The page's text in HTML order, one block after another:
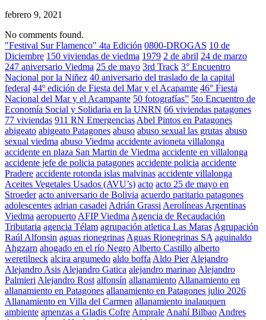
febrero 9, 2021
No comments found.
"Festival Sur Flamenco" 4ta Edición 0800-DROGAS 10 de
Diciembre 150 viviendas de viedma 1979 2 de abril 24 de marzo
247 aniversario Viedma 25 de mayo 3rd Track 3° Encuentro
Nacional por la Niñez 40 aniversario del traslado de la capital
federal 44º edición de Fiesta del Mar y el Acapamte 46° Fiesta
Nacional del Mar y el Acampante 50 fotografías” 5to Encuentro de
Economía Social y Solidaria en la UNRN 66 viviendas patagones
77 viviendas 911 RN Emergencias Abel Pintos en Patagones
abigeato abigeato Patagones abuso abuso sexual las grutas abuso
sexual viedma abuso Viedma accidente avioneta villalonga
accidente en plaza San Martin de Viedma accidente en villalonga
accidente jefe de policia patagones accidente policia accidente
Pradere accidente rotonda islas malvinas accidente villalonga
Aceites Vegetales Usados (AVU’s) acto acto 25 de mayo en
Stroeder acto aniversario de Bolivia acuerdo paritario patagones
adolescentes adrian casadei Adrián Grassi Aerolíneas Argentinas
Viedma aeropuerto AFIP Viedma Agencia de Recaudación
Tributaria agencia Télam agrupación atletica Las Maras Agrupación
Raúl Alfonsin aguas rionegrinas Aguas Rionegrinas SA aguinaldo
Ahgzarn ahogado en el río Negro Alberto Castillo alberto
weretilneck alcira argumedo aldo boffa Aldo Pier Alejandro
Alejandro Asis Alejandro Gatica alejandro marinao Alejandro
Palmieri Alejandro Rost alfonsín allanamiento Allanamiento en
allanamiento en Patagones allanamiento en Patagones julio 2026
Allanamiento en Villa del Carmen allanamiento inalauquen
ambiente amenzas a Gladis Cofre Amprale Anahí Bilbao Andres